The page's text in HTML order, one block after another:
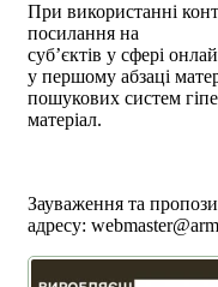
При використанні
посилання на
суб’єктів у сфері
у першому абзаці
пошукових систем
матеріал.
Зауваження та
адресу: